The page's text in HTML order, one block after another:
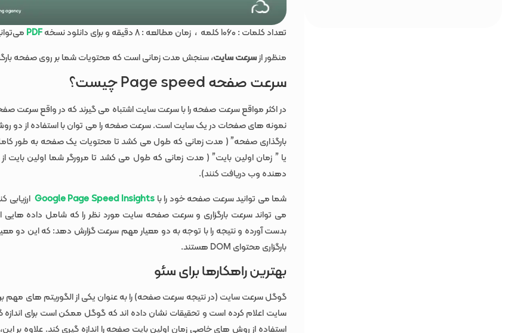
تعداد کلمات : 1060 کلمه ، زمان مطالعه : 8 دقیقه و برای دانلود نسخه PDF
منظور ازسرعت سایت، سنجش مدت زمانی است که محتویات شما بر روی صفحه
سرعت صفحه Page speed چیست؟
در اکثر مواقع سرعت صفحه را با سرعت سایت اشتباه می گیرند که در واقع سرعت
نمونه های صفحات در یک سایت است. سرعت صفحه را می توان با استفاده از دو
بارگذاری صفحه” ( مدت زمانی که طول می کشد تا محتویات یک صفحه به طور
یا ” زمان اولین بایت” ( مدت زمانی که طول می کشد تا مرورگر شما اولین بایت از
دهنده وب دریافت کنند).
شما می توانید سرعت صفحه خود را با Google Page Speed Insights ارزیابی
بدست آورده و نتیجه را با توجه به دو معیار مهم سرعت گزارش دهد: که این دو
بارگزاری محتوای DOM هستند.
بهترین راهکارها برای سئو
گوگل سرعت سایت (در نتیجه سرعت صفحه) را به عنوان یکی از الگوریتم های مهم
سایت اعلام کرده است و تحقیقات نشان داده اند که گوگل ممکن است برای
استفاده از روش های خاصی زمان اولین بایت صفحه را اندازه گیری کند. علاوه بر